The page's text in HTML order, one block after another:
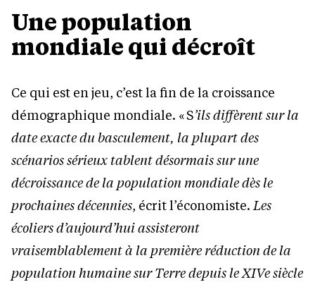
Une population
mondiale qui décroît
Ce qui est en jeu, c’est la fin de la croissance
démographique mondiale. « S’ils diffèrent sur la
date exacte du basculement, la plupart des
scénarios sérieux tablent désormais sur une
décroissance de la population mondiale dès le
prochaines décennies, écrit l’économiste.Les
écoliers d’aujourd’hui assisteront
vraisemblablement à la première réduction de la
population humaine sur Terre depuis le XIVe siècle